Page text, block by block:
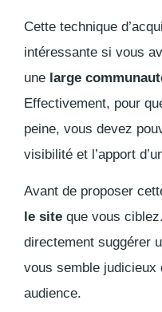
Cette technique
intéressante si vous
une large
Effectivement, pour
peine, vous devez
visibilité et l’apport
Avant de proposer
le site que vous
directement suggérer
vous semble judicieux
audience.